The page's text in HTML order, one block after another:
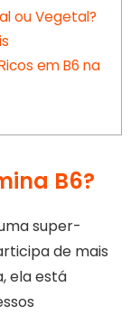
ou Vegetal?
em B6 na
B6?
super-
de mais
ela está